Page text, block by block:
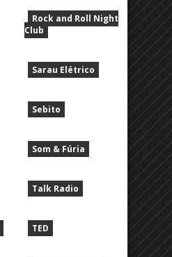
Rock and Roll Night
Club
Sarau Elétrico
Sebito
Som & Fúria
Talk Radio
TED